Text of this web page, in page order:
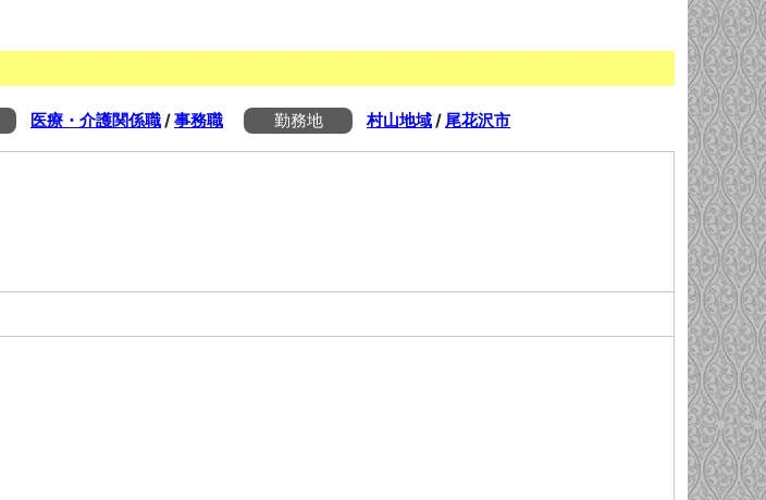
医療・介護関係職 /事務職 勤務地 村山地域 / 尾花沢市